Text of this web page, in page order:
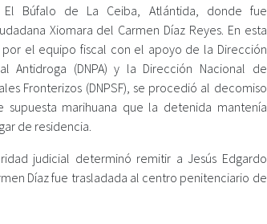
Búfalo de La Ceiba, Atlántida, donde fue
Xiomara del Carmen Díaz Reyes. En esta
por el equipo fiscal con el apoyo de la Dirección
Antidroga (DNPA) y la Dirección Nacional de
Fronterizos (DNPSF), se procedió al decomiso
supuesta marihuana que la detenida mantenía
de residencia.
judicial determinó remitir a Jesús Edgardo
Díaz fue trasladada al centro penitenciario de